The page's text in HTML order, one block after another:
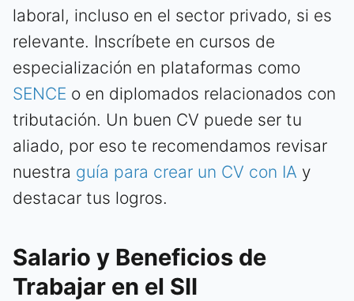
laboral, incluso en el sector privado, si es
relevante. Inscríbete en cursos de
especialización en plataformas como
SENCE o en diplomados relacionados con
tributación. Un buen CV puede ser tu
aliado, por eso te recomendamos revisar
nuestra guía para crear un CV con IA y
destacar tus logros.
Salario y Beneficios de
Trabajar en el SII